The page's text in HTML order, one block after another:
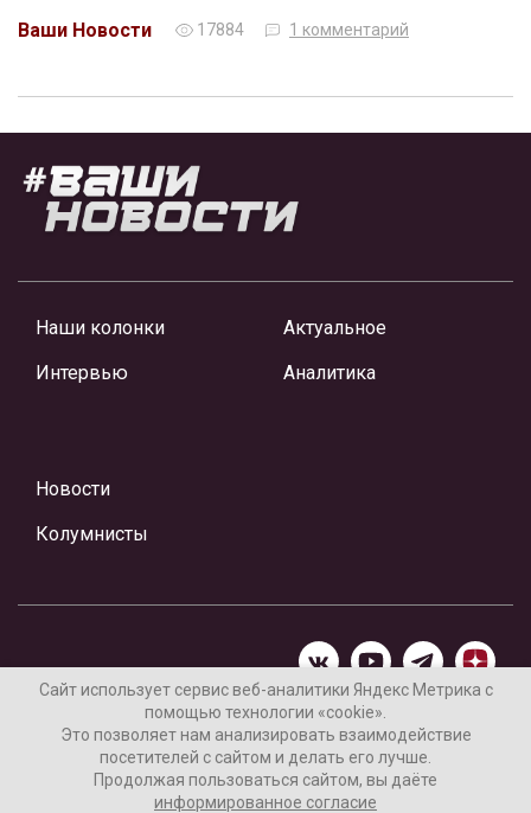
Ваши Новости
17884 1 комментарий
Наши колонки
Интервью
Актуальное
Аналитика
Новости
Колумнисты
Материалы предоставлены редакцией Интернет-газеты
«Ваши новости»
Нашли ошибку? Выделите ее и нажмите Ctrl+Enter
Сайт использует сервис веб-аналитики Яндекс Метрика с
помощью технологии «cookie».
Это позволяет нам анализировать взаимодействие
посетителей с сайтом и делать его лучше.
Продолжая пользоваться сайтом, вы даёте
информированное согласие